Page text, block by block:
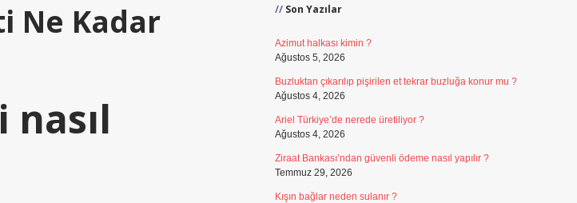
Ne Kadar Son Yazılar
Azimut halkası kimin ?
Ağustos 5, 2026
Buzluktan çıkarılıp pişirilen et tekrar buzluğa konur mu ?
Ağustos 4, 2026
Ariel Türkiye’de nerede üretiliyor ?
Ağustos 4, 2026
Ziraat Bankası’ndan güvenli ödeme nasıl yapılır ?
Temmuz 29, 2026
Kışın bağlar neden sulanır ?